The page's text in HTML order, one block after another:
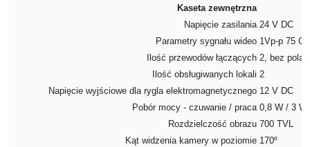
Kaseta zewnętrzna
Napięcie zasilania 24 V DC
Parametry sygnału wideo 1Vp-p 75
Ilość przewodów łączących 2, bez
Ilość obsługiwanych lokali 2
Napięcie wyjściowe dla rygla elektromagnetycznego 12 V DC
Pobór mocy - czuwanie / praca 0,8 W / 3 W
Rozdzielczość obrazu 700 TVL
Kąt widzenia kamery w poziomie 170º